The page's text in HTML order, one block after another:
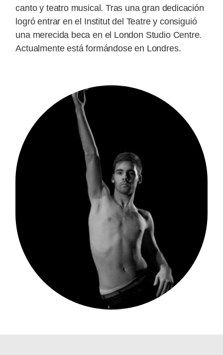
canto y teatro musical. Tras una gran dedicación
logró entrar en el Institut del Teatre y consiguió
una merecida beca en el London Studio Centre.
Actualmente está formándose en Londres.